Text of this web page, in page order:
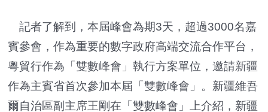
記者了解到，本屆峰會為期3天，超過3000名嘉
賓參會，作為重要的數字政府高端交流合作平台，
粵貿行作為「雙數峰會」執行方案單位，邀請新疆
作為主賓省首次參加本屆「雙數峰會」。新疆維吾
爾自治區副主席王剛在「雙數峰會」上介紹，新疆